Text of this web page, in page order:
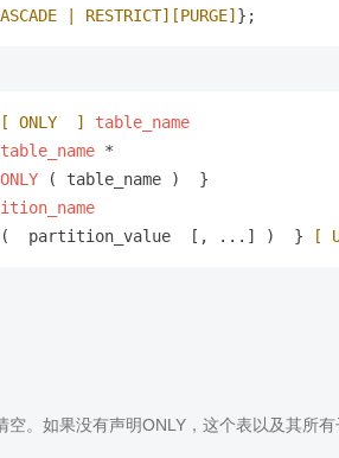
| RESTRICT] [PURGE]
[ ONLY  ]
table_name
table_name *
ONLY ( table_name )  }
(  partition_value  [, ...] )  } [
。如果没有声明ONLY，这个表以及其所有